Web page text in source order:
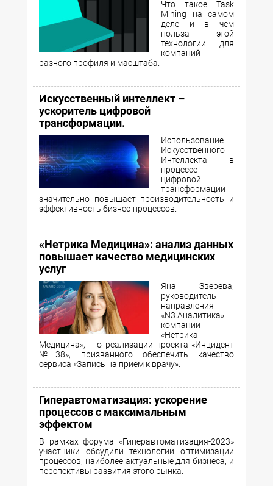
Что такое Task
Mining на самом
деле и в чем
польза этой
технологии для
компаний
разного профиля и масштаба.
Искусственный интеллект –
ускоритель цифровой
трансформации.
Использование
Искусственного
Интеллекта в
процессе
цифровой
трансформации
значительно повышает производительность и
эффективность бизнес-процессов.
«Нетрика Медицина»: анализ данных
повышает качество медицинских
услуг
Яна Зверева,
руководитель
направления
«N3.Аналитика»
компании
«Нетрика
Медицина», – о реализации проекта «Инцидент
№38», призванного обеспечить качество
сервиса «Запись на прием к врачу».
Гиперавтоматизация: ускорение
процессов с максимальным
эффектом
В рамках форума «Гиперавтоматизация-2023»
участники обсудили технологии оптимизации
процессов, наиболее актуальные для бизнеса, и
перспективы развития этого рынка.